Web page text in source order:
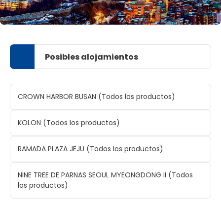
Posibles alojamientos
CROWN HARBOR BUSAN (Todos los productos)
KOLON (Todos los productos)
RAMADA PLAZA JEJU (Todos los productos)
NINE TREE DE PARNAS SEOUL MYEONGDONG II (Todos
los productos)